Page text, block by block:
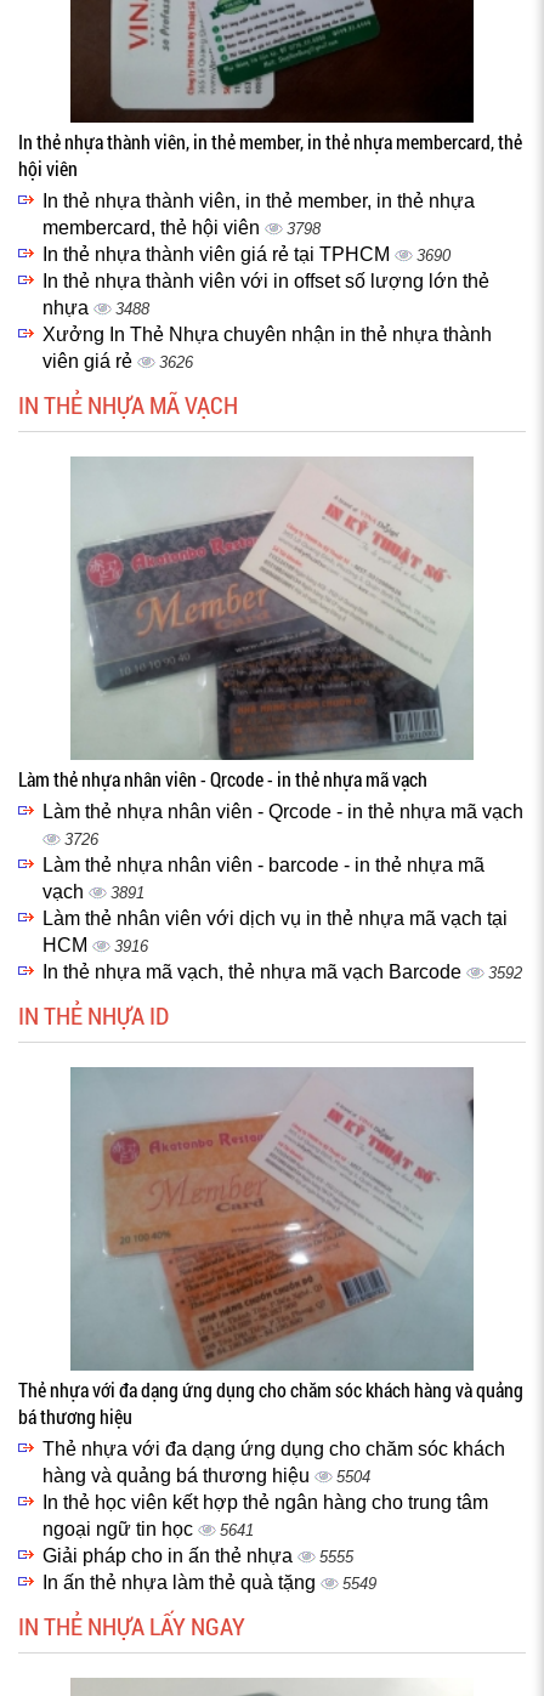
In thẻ nhựa thành viên, in thẻ member, in thẻ nhựa membercard, thẻ
hội viên
In thẻ nhựa thành viên, in thẻ member, in thẻ nhựa
membercard, thẻ hội viên
3798
In thẻ nhựa thành viên giá rẻ tại TPHCM 3690
In thẻ nhựa thành viên với in offset số lượng lớn thẻ
nhựa
3488
Xưởng In Thẻ Nhựa chuyên nhận in thẻ nhựa thành
viên giá rẻ
3626
IN THẺ NHỰA MÃ VẠCH
Làm thẻ nhựa nhân viên - Qrcode - in thẻ nhựa mã vạch
Làm thẻ nhựa nhân viên - Qrcode - in thẻ nhựa mã vạch
3726
Làm thẻ nhựa nhân viên - barcode - in thẻ nhựa mã
vạch
3891
Làm thẻ nhân viên với dịch vụ in thẻ nhựa mã vạch tại
HCM
3916
In thẻ nhựa mã vạch, thẻ nhựa mã vạch Barcode 3592
IN THẺ NHỰA ID
Thẻ nhựa với đa dạng ứng dụng cho chăm sóc khách hàng và quảng
bá thương hiệu
Thẻ nhựa với đa dạng ứng dụng cho chăm sóc khách
hàng và quảng bá thương hiệu
5504
In thẻ học viên kết hợp thẻ ngân hàng cho trung tâm
ngoại ngữ tin học
5641
Giải pháp cho in ấn thẻ nhựa 5555
In ấn thẻ nhựa làm thẻ quà tặng 5549
IN THẺ NHỰA LẤY NGAY